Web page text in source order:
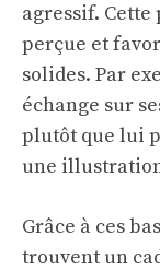
agressif.
perçue et
solides. Par
échange sur
plutôt que lui
une
Grâce à ces
trouvent un